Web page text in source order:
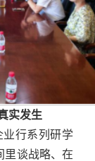
实发生
业行系列研学
里谈战略、在